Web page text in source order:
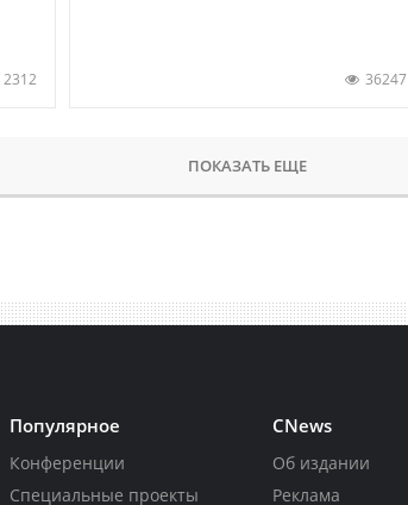
2312 36247
ПОКАЗАТЬ ЕЩЕ
Популярное
Конференции
Специальные проекты
CNews
Об издании
Реклама